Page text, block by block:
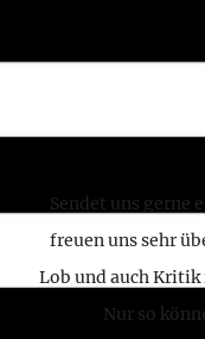
Sendet uns gerne
freuen uns sehr
Lob und auch
Nur so